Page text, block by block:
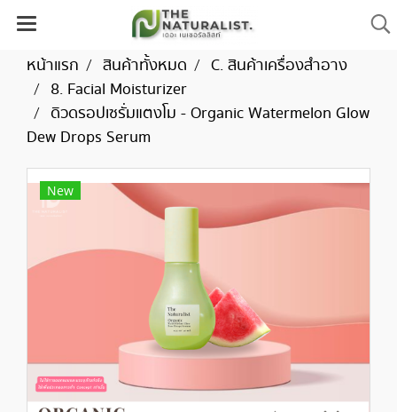
หน้าแรก สินค้าทั้งหมด
C. สินค้าเครื่องสำอาง
8. Facial Moisturizer
ดิวดรอปเซรั่มแตงโม - Organic Watermelon Glow
Dew Drops Serum
New